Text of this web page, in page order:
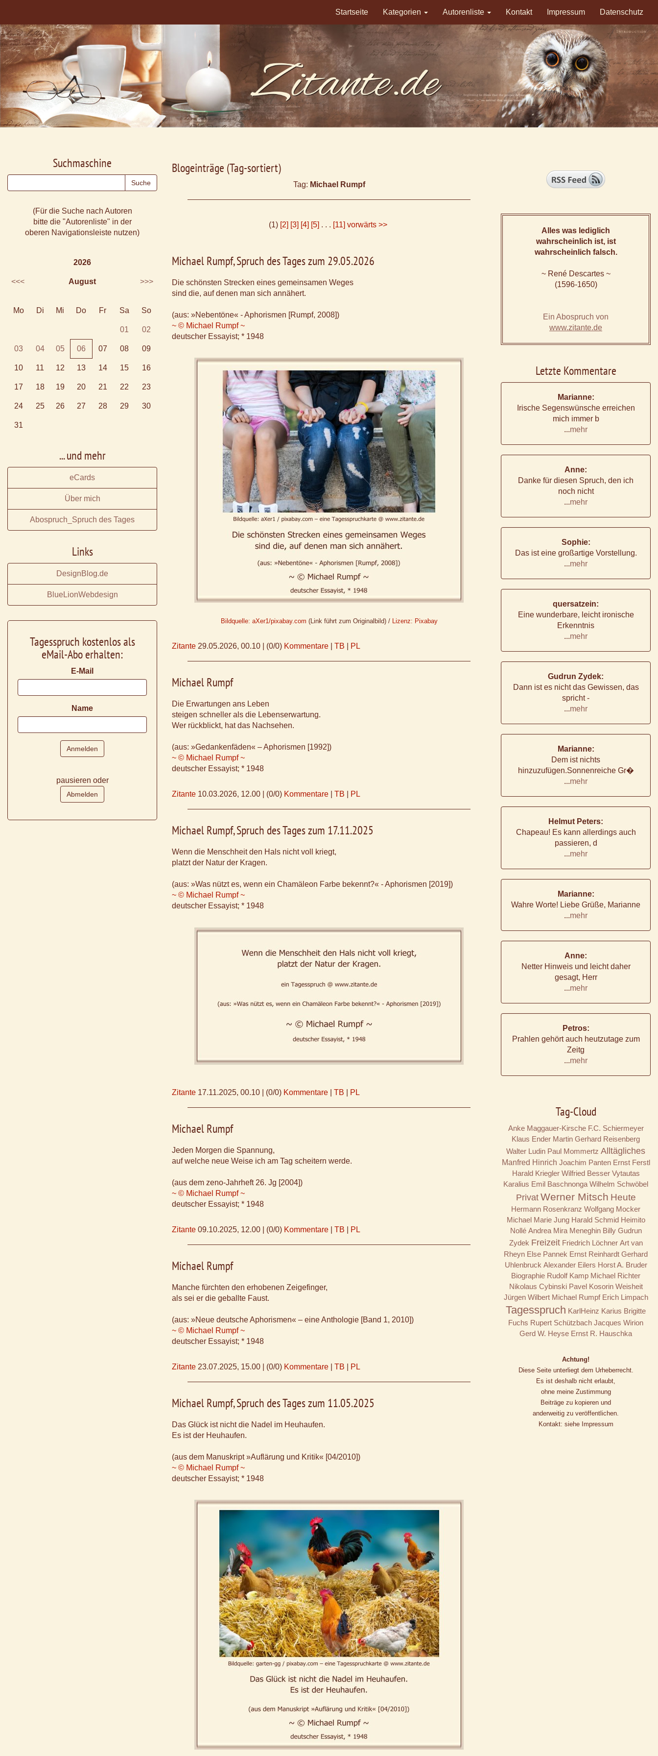
Startseite Kategorien Autorenliste Kontakt Impressum Datenschutz
Blogeinträge (Tag-sortiert)
Tag: Michael Rumpf
(1) [2] [3] [4] [5] . . . [11] vorwärts >>
Michael Rumpf, Spruch des Tages zum 29.05.2026
Die schönsten Strecken eines gemeinsamen Weges
sind die, auf denen man sich annähert.
(aus: »Nebentöne« - Aphorismen [Rumpf, 2008])
~ © Michael Rumpf ~
deutscher Essayist; * 1948
Bildquelle: aXer1/pixabay.com (Link führt zum Originalbild) / Lizenz: Pixabay
Zitante 29.05.2026, 00.10 (0/0) Kommentare TB PL
Michael Rumpf
Die Erwartungen ans Leben
steigen schneller als die Lebenserwartung.
Wer rückblickt, hat das Nachsehen.
(aus: »Gedankenfäden« – Aphorismen [1992])
~ © Michael Rumpf ~
deutscher Essayist; * 1948
Zitante 10.03.2026, 12.00 (0/0) Kommentare TB PL
Michael Rumpf, Spruch des Tages zum 17.11.2025
Wenn die Menschheit den Hals nicht voll kriegt,
platzt der Natur der Kragen.
(aus: »Was nützt es, wenn ein Chamäleon Farbe bekennt?« - Aphorismen [2019])
~ © Michael Rumpf ~
deutscher Essayist; * 1948
Zitante 17.11.2025, 00.10 (0/0) Kommentare TB PL
Michael Rumpf
Jeden Morgen die Spannung,
auf welche neue Weise ich am Tag scheitern werde.
(aus dem zeno-Jahrheft 26. Jg [2004])
~ © Michael Rumpf ~
deutscher Essayist; * 1948
Zitante 09.10.2025, 12.00 (0/0) Kommentare TB PL
Michael Rumpf
Manche fürchten den erhobenen Zeigefinger,
als sei er die geballte Faust.
(aus: »Neue deutsche Aphorismen« – eine Anthologie [Band 1, 2010])
~ © Michael Rumpf ~
deutscher Essayist; * 1948
Zitante 23.07.2025, 15.00 (0/0) Kommentare TB PL
Michael Rumpf, Spruch des Tages zum 11.05.2025
Das Glück ist nicht die Nadel im Heuhaufen.
Es ist der Heuhaufen.
(aus dem Manuskript »Auflärung und Kritik« [04/2010])
~ © Michael Rumpf ~
deutscher Essayist; * 1948
Suchmaschine
(Für die Suche nach Autoren
bitte die "Autorenliste" in der
oberen Navigationsleiste nutzen)
2026
<<< August >>>
Mo Di Mi Do Fr Sa So
01 02
03 04 05 06 07 08 09
10 11 12 13 14 15 16
17 18 19 20 21 22 23
24 25 26 27 28 29 30
31
... und mehr
eCards
Über mich
Abospruch_Spruch des Tages
Links
DesignBlog.de
BlueLionWebdesign
Tagesspruch kostenlos als
eMail-Abo erhalten:
E-Mail
Name
pausieren oder
Alles was lediglich
wahrscheinlich ist, ist
wahrscheinlich falsch.
~ René Descartes ~
(1596-1650)
Ein Abospruch von
www.zitante.de
Letzte Kommentare
Marianne:
Irische Segenswünsche erreichen
mich immer b
...mehr
Anne:
Danke für diesen Spruch, den ich
noch nicht
...mehr
Sophie:
Das ist eine großartige Vorstellung.
...mehr
quersatzein:
Eine wunderbare, leicht ironische
Erkenntnis
...mehr
Gudrun Zydek:
Dann ist es nicht das Gewissen, das
spricht -
...mehr
Marianne:
Dem ist nichts
hinzuzufügen.Sonnenreiche Gr�
...mehr
Helmut Peters:
Chapeau! Es kann allerdings auch
passieren, d
...mehr
Marianne:
Wahre Worte! Liebe Grüße, Marianne
...mehr
Anne:
Netter Hinweis und leicht daher
gesagt, Herr
...mehr
Petros:
Prahlen gehört auch heutzutage zum
Zeitg
...mehr
Tag-Cloud
Anke Maggauer-Kirsche F.C. Schiermeyer
Klaus Ender Martin Gerhard Reisenberg
Walter Ludin Paul Mommertz Alltägliches
Manfred Hinrich Joachim Panten Ernst Ferstl
Harald Kriegler Wilfried Besser Vytautas
Karalius Emil Baschnonga Wilhelm Schwöbel
Privat Werner Mitsch Heute
Hermann Rosenkranz Wolfgang Mocker
Michael Marie Jung Harald Schmid Heimito
Nollé Andrea Mira Meneghin Billy Gudrun
Zydek Freizeit Friedrich Löchner Art van
Rheyn Else Pannek Ernst Reinhardt Gerhard
Uhlenbruck Alexander Eilers Horst A. Bruder
Biographie Rudolf Kamp Michael Richter
Nikolaus Cybinski Pavel Kosorin Weisheit
Jürgen Wilbert Michael Rumpf Erich Limpach
Tagesspruch KarlHeinz Karius Brigitte
Fuchs Rupert Schützbach Jacques Wirion
Gerd W. Heyse Ernst R. Hauschka
Achtung!
Diese Seite unterliegt dem Urheberrecht.
Es ist deshalb nicht erlaubt,
ohne meine Zustimmung
Beiträge zu kopieren und
anderweitig zu veröffentlichen.
Kontakt: siehe Impressum